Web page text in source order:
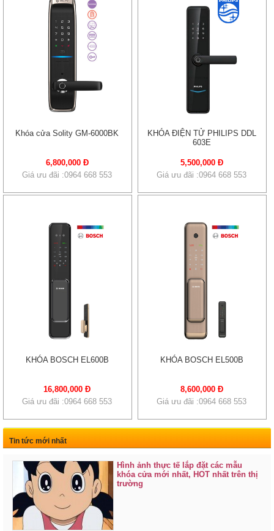
Khóa cửa Solity GM-6000BK
6,800,000 Đ
Giá ưu đãi :0964 668 553
KHÓA ĐIỆN TỬ PHILIPS DDL
603E
5,500,000 Đ
Giá ưu đãi :0964 668 553
KHÓA BOSCH EL600B
16,800,000 Đ
Giá ưu đãi :0964 668 553
KHÓA BOSCH EL500B
8,600,000 Đ
Giá ưu đãi :0964 668 553
Tin tức mới nhất
Hình ảnh thực tế lắp đặt các mẫu
khóa cửa mới nhất, HOT nhất trên thị
trường